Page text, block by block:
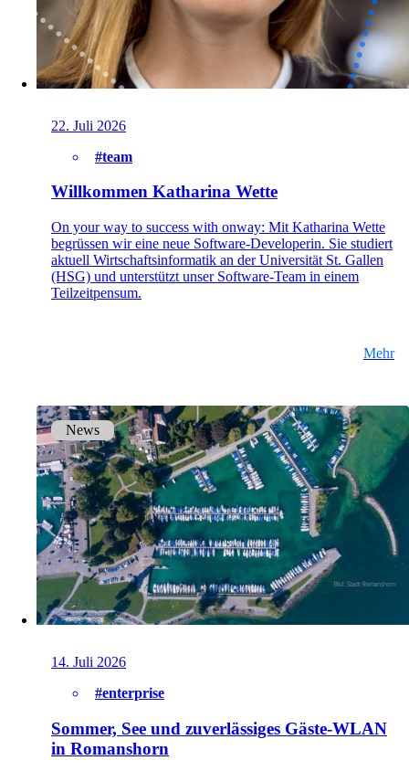
22. Juli 2026
#team
Willkommen Katharina Wette
On your way to success with onway: Mit Katharina Wette
begrüssen wir eine neue Software-Developerin. Sie studiert
aktuell Wirtschaftsinformatik an der Universität St. Gallen
(HSG) und unterstützt unser Software-Team in einem
Teilzeitpensum.
Mehr
News
14. Juli 2026
#enterprise
Sommer, See und zuverlässiges Gäste-WLAN
in Romanshorn